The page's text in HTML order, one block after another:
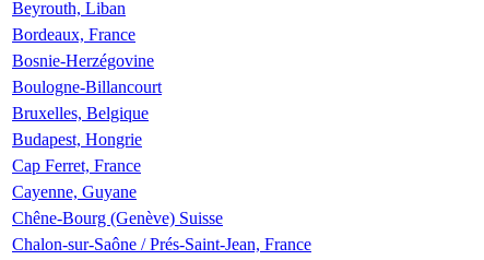
Beyrouth, Liban
Bordeaux, France
Bosnie-Herzégovine
Boulogne-Billancourt
Bruxelles, Belgique
Budapest, Hongrie
Cap Ferret, France
Cayenne, Guyane
Chêne-Bourg (Genève) Suisse
Chalon-sur-Saône / Prés-Saint-Jean, France